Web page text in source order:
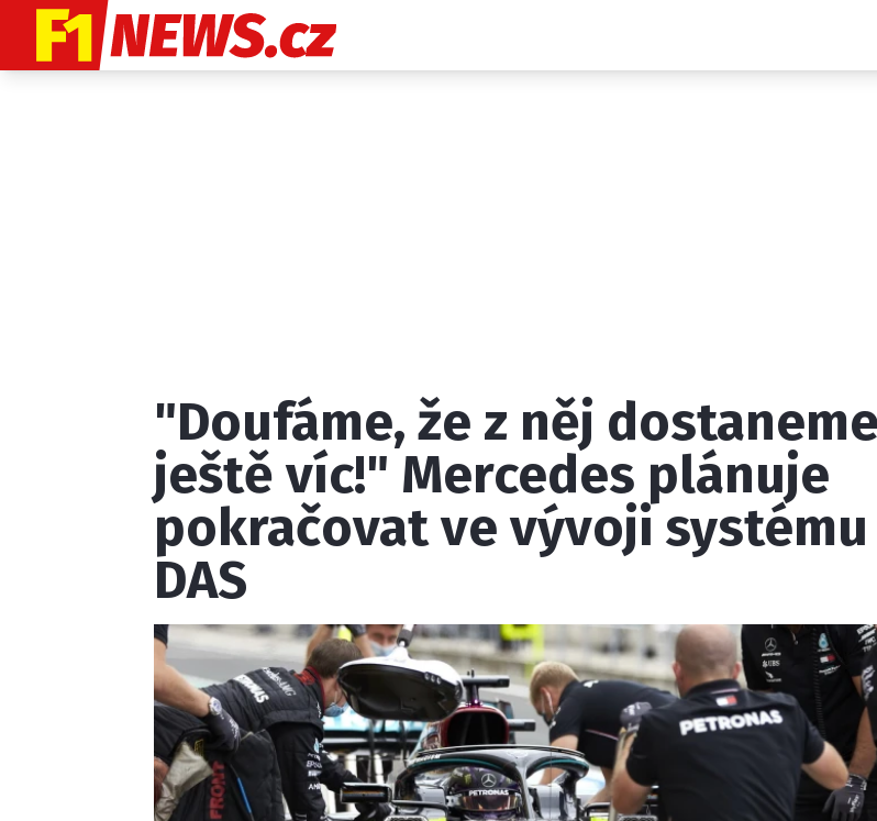
Provozovatelem serveru F1NEWS.cz je INCORP MEDIA GROUP
"Doufáme, že z něj dostaneme
ještě víc!" Mercedes plánuje
pokračovat ve vývoji systému
DAS